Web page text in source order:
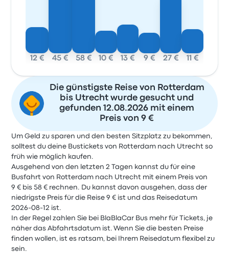
12 € 45 € 58 € 10 € 13 € 9 € 27 € 11 €
Die günstigste Reise von Rotterdam
bis Utrecht wurde gesucht und
gefunden 12.08.2026 mit einem
Preis von 9 €
Um Geld zu sparen und den besten Sitzplatz zu bekommen,
solltest du deine Bustickets von Rotterdam nach Utrecht so
früh wie möglich kaufen.
Ausgehend von den letzten 2 Tagen kannst du für eine
Busfahrt von Rotterdam nach Utrecht mit einem Preis von
9 € bis 58 € rechnen. Du kannst davon ausgehen, dass der
niedrigste Preis für die Reise 9 € ist und das Reisedatum
2026-08-12 ist.
In der Regel zahlen Sie bei BlaBlaCar Bus mehr für Tickets, je
näher das Abfahrtsdatum ist. Wenn Sie die besten Preise
finden wollen, ist es ratsam, bei Ihrem Reisedatum flexibel zu
sein.